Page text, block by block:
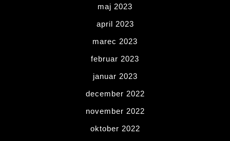
maj 2023
april 2023
marec 2023
februar 2023
januar 2023
december 2022
november 2022
oktober 2022